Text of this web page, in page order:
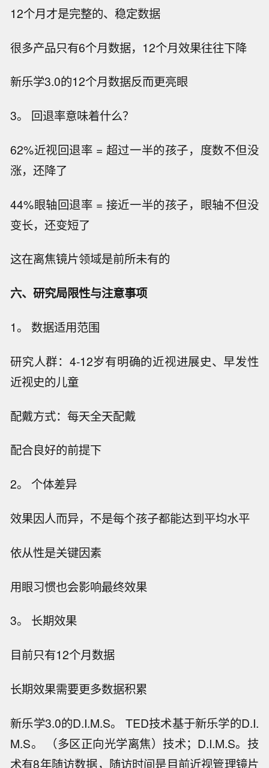
12个月才是完整的、稳定数据
很多产品只有6个月数据，12个月效果往往下降
新乐学3.0的12个月数据反而更亮眼
3。 回退率意味着什么？
62%近视回退率 = 超过一半的孩子，度数不但没
涨，还降了
44%眼轴回退率 = 接近一半的孩子，眼轴不但没
变长，还变短了
这在离焦镜片领域是前所未有的
六、研究局限性与注意事项
1。 数据适用范围
研究人群：4-12岁有明确的近视进展史、早发性
近视史的儿童
配戴方式：每天全天配戴
配合良好的前提下
2。 个体差异
效果因人而异，不是每个孩子都能达到平均水平
依从性是关键因素
用眼习惯也会影响最终效果
3。 长期效果
目前只有12个月数据
长期效果需要更多数据积累
新乐学3.0的D.I.M.S。 TED技术基于新乐学的D.I.
M.S。 （多区正向光学离焦）技术；D.I.M.S。技
术有8年随访数据，随访时间是目前近视管理镜片